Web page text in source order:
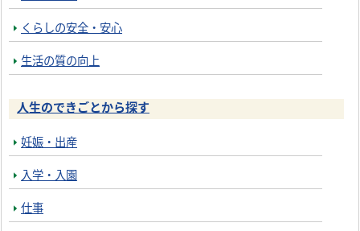
くらしの安全・安心
生活の質の向上
人生のできごとから探す
妊娠・出産
入学・入園
仕事